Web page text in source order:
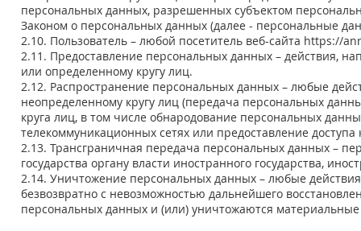
персональных данных, разрешенных субъектом
Законом о персональных данных (далее - персональные
2.10. Пользователь – любой посетитель веб-сайта https://
2.11. Предоставление персональных данных – действия,
или определенному кругу лиц.
2.12. Распространение персональных данных – любые
неопределенному кругу лиц (передача персональных
круга лиц, в том числе обнародование персональных
телекоммуникационных сетях или предоставление
2.13. Трансграничная передача персональных данных –
государства органу власти иностранного государства,
2.14. Уничтожение персональных данных – любые
безвозвратно с невозможностью дальнейшего
персональных данных и (или) уничтожаются